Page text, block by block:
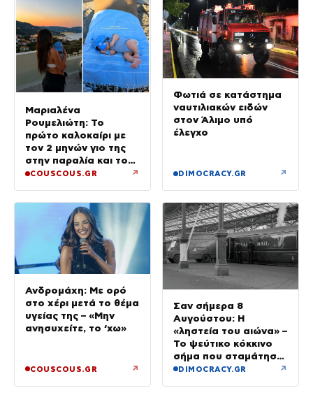
Μαριαλένα
Ρουμελιώτη: Το
πρώτο καλοκαίρι με
τον 2 μηνών γιο της
στην παραλία και το
τρυφερό βίντεο
COUSCOUS.GR ↗
Φωτιά σε κατάστημα
ναυτιλιακών ειδών
στον Άλιμο υπό
έλεγχο
DIMOCRACY.GR ↗
Ανδρομάχη: Με ορό
στο χέρι μετά το θέμα
υγείας της – «Μην
ανησυχείτε, το ‘χω»
COUSCOUS.GR ↗
Σαν σήμερα 8
Αυγούστου: Η
«ληστεία του αιώνα» –
Το ψεύτικο κόκκινο
σήμα που σταμάτησε
τρένο με 2,6 εκατ.
DIMOCRACY.GR ↗